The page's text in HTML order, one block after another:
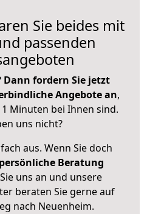
Sie beides mit
passenden
Dann fordern Sie jetzt
Angebote an,
Minuten bei Ihnen sind.
uns nicht?
aus. Wenn Sie doch
persönliche Beratung
uns an und unsere
beraten Sie gerne auf
nach Neuenheim.